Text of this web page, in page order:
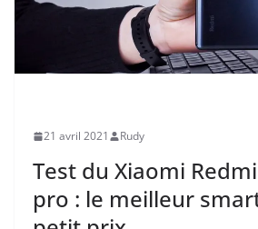
21 avril 2021 Rudy
Test du Xiaomi
pro : le meilleur